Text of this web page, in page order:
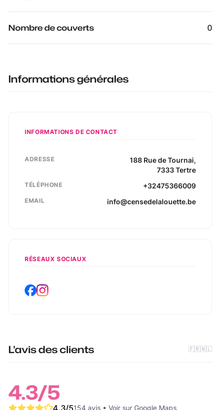
Nombre de couverts 0
Informations générales
INFORMATIONS DE CONTACT
ADRESSE 188 Rue de Tournai,
7333 Tertre
TÉLÉPHONE +32475366009
EMAIL info@censedelalouette.be
RÉSEAUX SOCIAUX
L'avis des clients 🇫🇷🇳🇱
4.3/5
4.3/5154 avis •Voir sur Google Maps